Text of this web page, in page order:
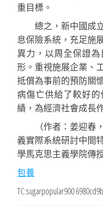
重目標。
總之，新中國成
息保險系統，充足施
異力，以周全保證
形。重視施展企業、
抵償為事前的預防關
病傷亡供給了較好
績，為經濟社會成長
（作者：姜迎
義實際系統研討中間
學馬克思主義學院傳授
包養
TC:sugarpopular900